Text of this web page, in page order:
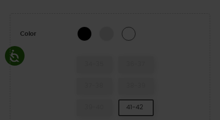
Color Black/WhiteAtmosphere/White
White/White
41-42